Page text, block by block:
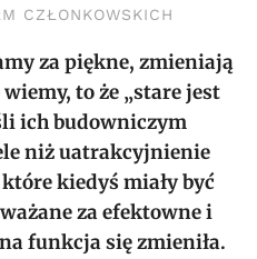
CZŁONKOWSKICH
za piękne, zmieniają
to że „stare jest
ich budowniczym
niż uatrakcyjnienie
kiedyś miały być
za efektowne i
funkcja się zmieniła.